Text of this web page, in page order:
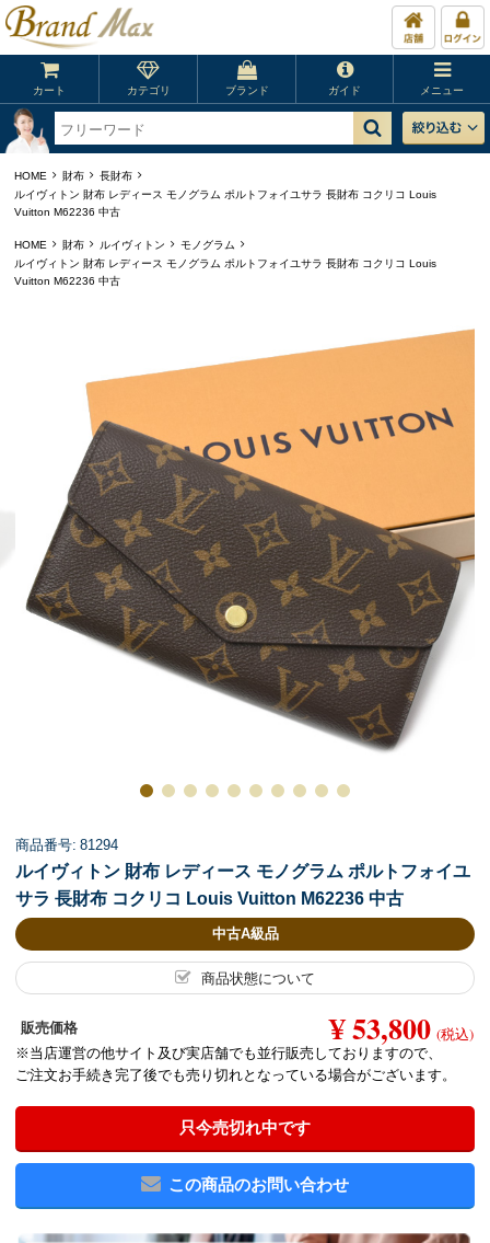
カート カテゴリ ブランド ガイド メニュー
HOME 財布
長財布
ルイヴィトン 財布 レディース モノグラム ポルトフォイユサラ 長財布 コクリコ Louis
Vuitton M62236 中古
HOME 財布 ルイヴィトン
モノグラム
ルイヴィトン 財布 レディース モノグラム ポルトフォイユサラ 長財布 コクリコ Louis
Vuitton M62236 中古
商品番号: 81294
ルイヴィトン 財布 レディース モノグラム ポルトフォイユ
サラ 長財布 コクリコ Louis Vuitton M62236 中古
中古A級品
商品状態について
販売価格 ¥ 53,800 (税込)
※当店運営の他サイト及び実店舗でも並行販売しておりますので、
ご注文お手続き完了後でも売り切れとなっている場合がございます。
只今売切れ中です
この商品のお問い合わせ